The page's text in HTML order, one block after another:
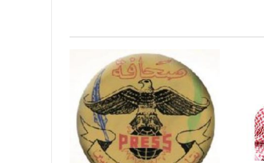
الاتحاد العام للصحفيين العرب يتابع بكل
اهتمام الأوضاع الحالية فى ســوريــا
الاتحاد العام للصحفيين العرب يتضامن
مع نقابة الصحفيين اليمنيين فى عدن
ضد الإجراءات التعسفية من السلطات